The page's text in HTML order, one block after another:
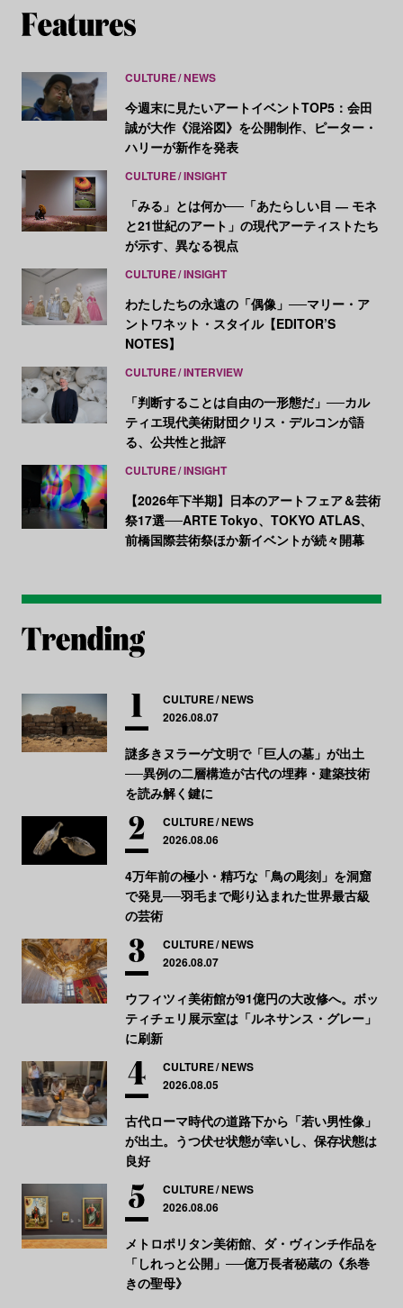
CULTURE NEWS
今週末に見たいアートイベントTOP5：会田
誠が大作《混浴図》を公開制作、ピーター・
ハリーが新作を発表
CULTURE INSIGHT
「みる」とは何か──「あたらしい目 ― モネ
と21世紀のアート」の現代アーティストたち
が示す、異なる視点
CULTURE INSIGHT
わたしたちの永遠の「偶像」──マリー・ア
ントワネット・スタイル【EDITOR’S
NOTES】
CULTURE INTERVIEW
「判断することは自由の一形態だ」──カル
ティエ現代美術財団クリス・デルコンが語
る、公共性と批評
CULTURE INSIGHT
【2026年下半期】日本のアートフェア＆芸術
祭17選──ARTE Tokyo、TOKYO ATLAS、
前橋国際芸術祭ほか新イベントが続々開幕
CULTURE NEWS
2026.08.07
謎多きヌラーゲ文明で「巨人の墓」が出土
──異例の二層構造が古代の埋葬・建築技術
を読み解く鍵に
CULTURE NEWS
2026.08.06
4万年前の極小・精巧な「鳥の彫刻」を洞窟
で発見──羽毛まで彫り込まれた世界最古級
の芸術
CULTURE NEWS
2026.08.07
ウフィツィ美術館が91億円の大改修へ。ボッ
ティチェリ展示室は「ルネサンス・グレー」
に刷新
CULTURE NEWS
2026.08.05
古代ローマ時代の道路下から「若い男性像」
が出土。うつ伏せ状態が幸いし、保存状態は
良好
CULTURE NEWS
2026.08.06
メトロポリタン美術館、ダ・ヴィンチ作品を
「しれっと公開」──億万長者秘蔵の《糸巻
きの聖母》